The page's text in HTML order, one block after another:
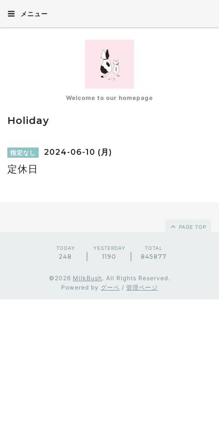
メニュー
Welcome to our homepage
Holiday
指定なし 2024-06-10 (月)
定休日
PAGE TOP
TODAY
248
YESTERDAY
1190
TOTAL
845877
©2026 MilkBush . All Rights Reserved.
Powered by グーペ / 管理ページ